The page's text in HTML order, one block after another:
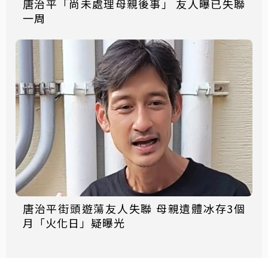
唐治平「尚未處理母親後事」 友人曝已失聯
一周
唐治平街頭遊蕩友人失聯 母親遺體冰存3個
月「火化日」疑曝光